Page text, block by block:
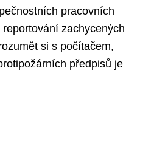
pracovních
zachycených
si s počítačem,
předpisů je